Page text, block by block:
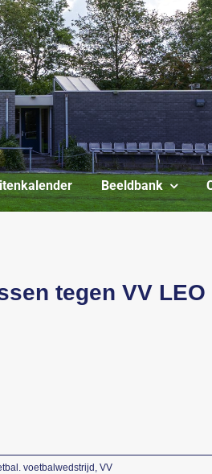
Beeldbank
tegen VV LEO
voetbalwedstrijd VV